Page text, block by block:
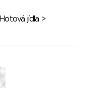
Hotová jídla >